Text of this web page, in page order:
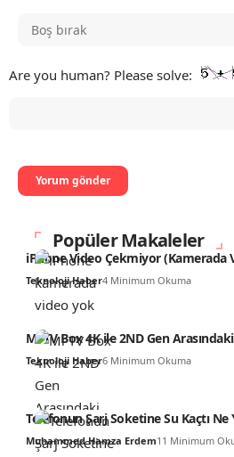
Are you human? Please solve:
Popüler Makaleler
iPhone Video Çekmiyor (Kamerada
Teknoloji Haber4 Minimum Okuma
Mi TV Box 4K ile 2ND Gen
Teknoloji Haber6 Minimum Okuma
Telefonun Şarj Soketine Su Kaçtı Ne
Muhammed Hamza Erdem11 Minimum